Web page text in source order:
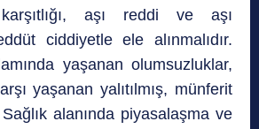
aşı reddi ve aşı
ciddiyetle ele alınmalıdır.
yaşanan olumsuzluklar,
yaşanan yalıtılmış, münferit
alanında piyasalaşma ve